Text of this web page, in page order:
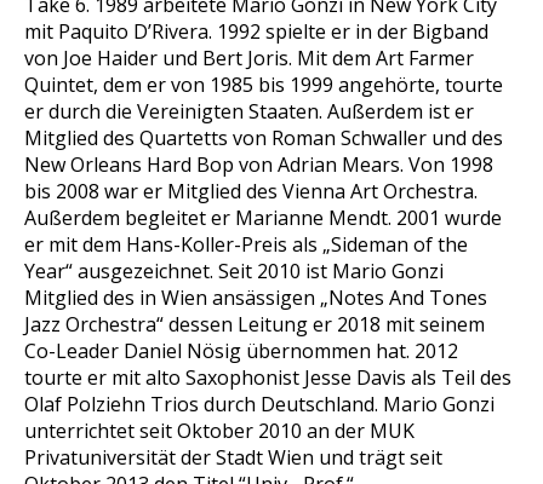
mit Paquito D’Rivera. 1992 spielte er in der Bigband
von Joe Haider und Bert Joris. Mit dem Art Farmer
Quintet, dem er von 1985 bis 1999 angehörte, tourte
er durch die Vereinigten Staaten. Außerdem ist er
Mitglied des Quartetts von Roman Schwaller und des
New Orleans Hard Bop von Adrian Mears. Von 1998
bis 2008 war er Mitglied des Vienna Art Orchestra.
Außerdem begleitet er Marianne Mendt. 2001 wurde
er mit dem Hans-Koller-Preis als „Sideman of the
Year“ ausgezeichnet. Seit 2010 ist Mario Gonzi
Mitglied des in Wien ansässigen „Notes And Tones
Jazz Orchestra“ dessen Leitung er 2018 mit seinem
Co-Leader Daniel Nösig übernommen hat. 2012
tourte er mit alto Saxophonist Jesse Davis als Teil des
Olaf Polziehn Trios durch Deutschland. Mario Gonzi
unterrichtet seit Oktober 2010 an der MUK
Privatuniversität der Stadt Wien und trägt seit